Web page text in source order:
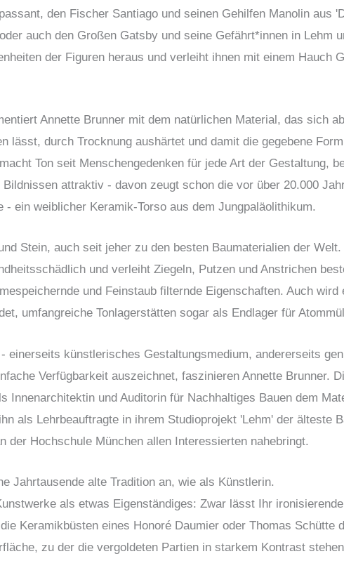
den Fischer Santiago und seinen Gehilfen Manolin aus
auch den Großen Gatsby und seine Gefährt*innen in Lehm
der Figuren heraus und verleiht ihnen mit einem Hauch
Annette Brunner mit dem natürlichen Material, das sich
lässt, durch Trocknung aushärtet und damit die gegebene
Ton seit Menschengedenken für jede Art der Gestaltung,
attraktiv - davon zeugt schon die vor über 20.000
- ein weiblicher Keramik-Torso aus dem Jungpaläolithikum.
Stein, auch seit jeher zu den besten Baumaterialien der
und verleiht Ziegeln, Putzen und Anstrichen
und Feinstaub filternde Eigenschaften. Auch wird
umfangreiche Tonlagerstätten sogar als Endlager für
einerseits künstlerisches Gestaltungsmedium, andererseits
Verfügbarkeit auszeichnet, faszinieren Annette Brunner.
Innenarchitektin und Auditorin für Nachhaltiges Bauen dem
als Lehrbeauftragte in ihrem Studioprojekt 'Lehm' der älteste
der Hochschule München allen Interessierten nahebringt.
Jahrtausende alte Tradition an, wie als Künstlerin.
als etwas Eigenständiges: Zwar lässt Ihr
Keramikbüsten eines Honoré Daumier oder Thomas Schütte
zu der die vergoldeten Partien in starkem Kontrast